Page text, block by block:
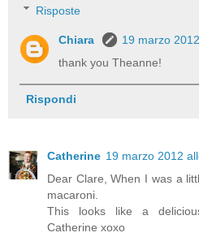
Risposte
Chiara
19 marzo
thank you Theanne!
Rispondi
Catherine 19 marzo 2012
Dear Clare, When I was a
macaroni.
This looks like a
Catherine xoxo